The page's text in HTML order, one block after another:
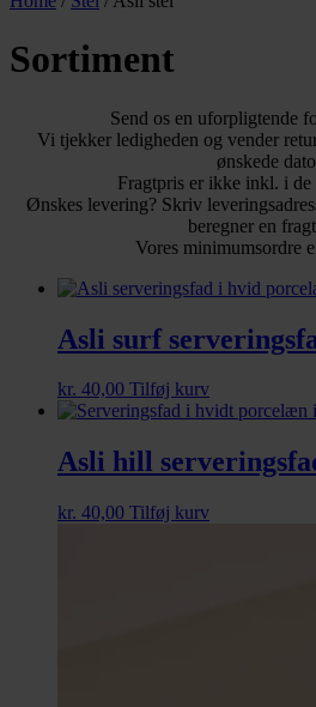
Sortiment
Send os en uforpligtende
Vi tjekker ledigheden og vender
ønskede
Fragtpris er ikke inkl. i de
Ønskes levering? Skriv
beregner en
Vores minimumsordre
Asli surf
kr. 40,00 Tilføj kurv
Asli hill
kr. 40,00 Tilføj kurv